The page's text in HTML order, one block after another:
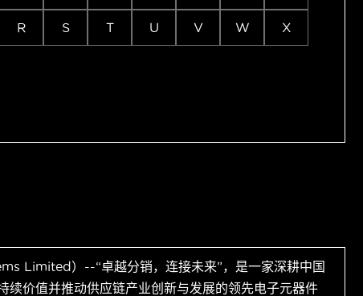
R S T U V W X
Limited）--“卓越分销，连接未来”，是一家深耕中国
续价值并推动供应链产业创新与发展的领先电子元器件